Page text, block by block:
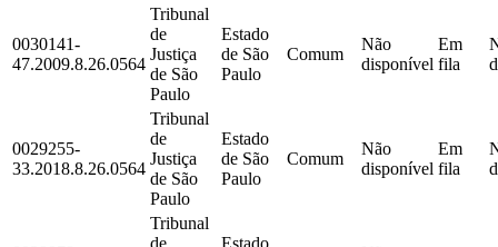
0030141-
47.2009.8.26.0564
Tribunal
de
Justiça
de São
Paulo
Estado
de São
Paulo
Comum
Não
disponível
Em
fila
0029255-
33.2018.8.26.0564
Tribunal
de
Justiça
de São
Paulo
Estado
de São
Paulo
Comum
Não
disponível
Em
fila
Tribunal
de
Estado